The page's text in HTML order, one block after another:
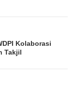
Kolaborasi
Takjil